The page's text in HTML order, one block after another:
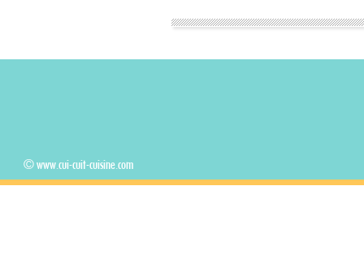
© www.cui-cuit-cuisine.com